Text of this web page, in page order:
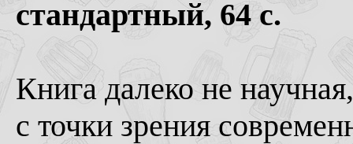
стандартный, 64 с.
Книга далеко не
с точки зрения